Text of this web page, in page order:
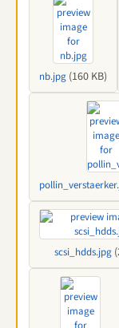
nb.jpg (160 KB)
scsi_hdds.jpg